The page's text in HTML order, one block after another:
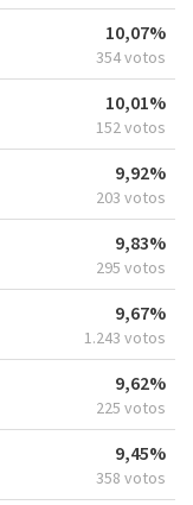
10,07%
354 votos
10,01%
152 votos
9,92%
203 votos
9,83%
295 votos
9,67%
1.243 votos
9,62%
225 votos
9,45%
358 votos